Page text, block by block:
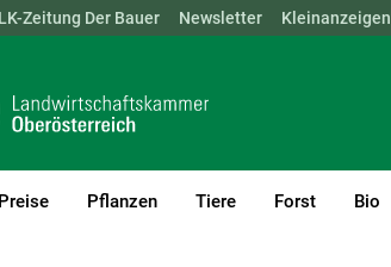
BGLD KTN NÖ OÖ SBG STMK
LK-Zeitung Der Bauer Newsletter Kleinanzeigen
Pflanzen Tiere Forst Bio